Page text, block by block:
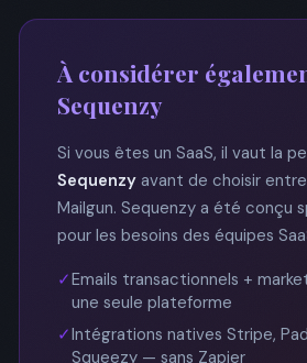
À considérer
Sequenzy
Si vous êtes un SaaS, il vaut la
Sequenzy avant de choisir
Mailgun. Sequenzy a été conçu
pour les besoins des équipes
✓Emails transactionnels +
une seule plateforme
✓Intégrations natives Stripe,
Squeezy — sans Zapier